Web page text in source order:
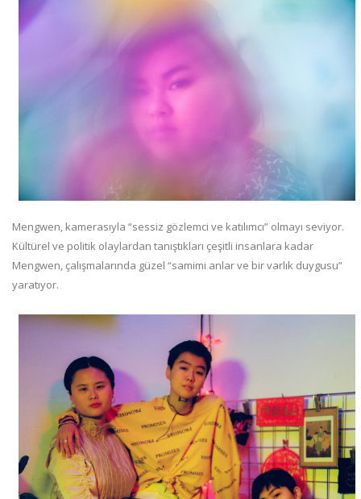
Mengwen, kamerasıyla “sessiz gözlemci ve katılımcı” olmayı seviyor.
Kültürel ve politik olaylardan tanıştıkları çeşitli insanlara kadar
Mengwen, çalışmalarında güzel “samimi anlar ve bir varlık duygusu”
yaratıyor.